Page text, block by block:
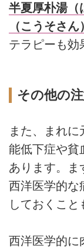
半夏厚朴湯（
（こうそさん）
テラピーも効
その他の
また、まれ
能低下症や貧
あります。ま
西洋医学的な
しておくこと
西洋医学的に